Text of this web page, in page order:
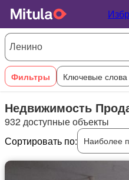
Фильтры Ключевые слова
Недвижимость
932 доступные объекты
Сортировать по:
Наиболее